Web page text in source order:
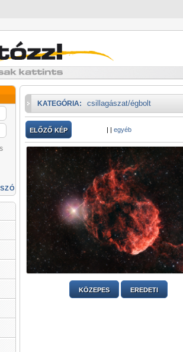
KATEGÓRIA: csillagászat/égbolt
ELŐZŐ KÉP | | egyéb
KÖZEPES EREDETI